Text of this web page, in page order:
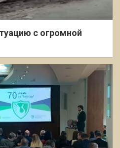
с огромной